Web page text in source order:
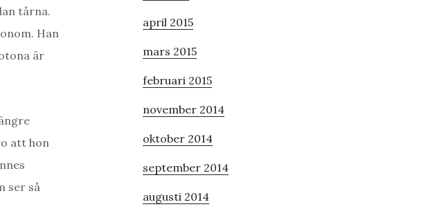
tårna.
Han
är
att hon
ser så
april 2015
mars 2015
februari 2015
november 2014
oktober 2014
september 2014
augusti 2014